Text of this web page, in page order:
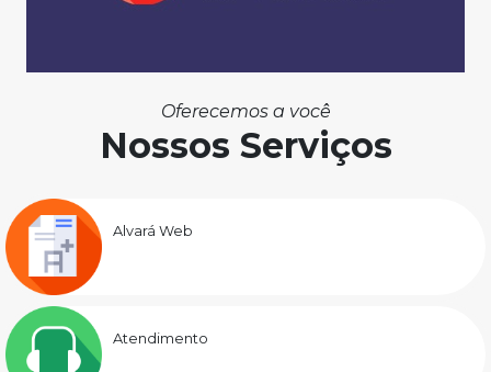
Oferecemos a você
Nossos Serviços
Alvará Web
Atendimento